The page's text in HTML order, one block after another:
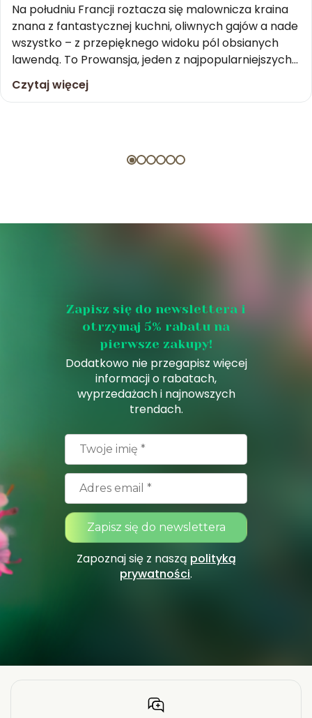
Na południu Francji roztacza się malownicza kraina
znana z fantastycznej kuchni, oliwnych gajów a nade
wszystko – z przepięknego widoku pól obsianych
lawendą. To Prowansja, jeden z najpopularniejszych
kierunków turystycznych Zachodniej Europy.
Unosząca się woń kwiatów i dźwięk zapracowanych
Czytaj więcej
Zapisz się do newslettera i
otrzymaj 5% rabatu na
pierwsze zakupy!
Dodatkowo nie przegapisz więcej
informacji o rabatach,
wyprzedażach i najnowszych
trendach.
Zapoznaj się z naszą polityką
prywatności.